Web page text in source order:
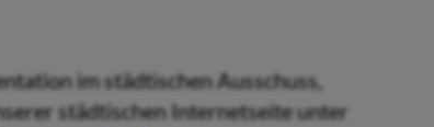
im städtischen Ausschuss,
städtischen Internetseite unter